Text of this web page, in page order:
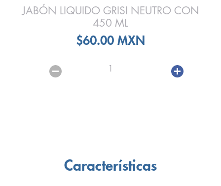
JABÓN LIQUIDO GRISI NEUTRO CON
450 ML
$60.00 MXN
1
Características